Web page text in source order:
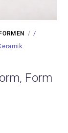
/
Form